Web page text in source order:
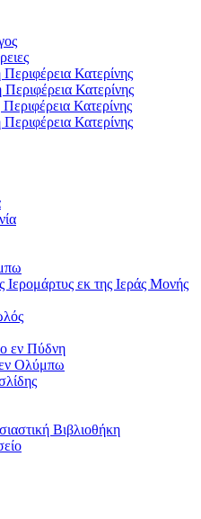
Περιφέρεια Κατερίνης
Περιφέρεια Κατερίνης
Περιφέρεια Κατερίνης
Περιφέρεια Κατερίνης
Ιερομάρτυς εκ της Ιεράς Μονής
εν Πύδνη
εν Ολύμπω
Βιβλιοθήκη